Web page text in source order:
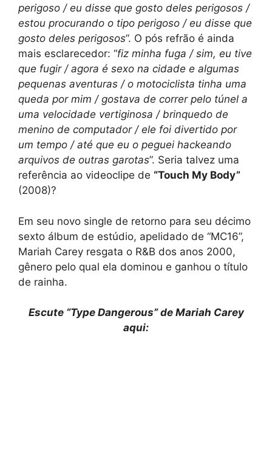
perigoso / eu disse que gosto deles perigosos /
estou procurando o tipo perigoso / eu disse que
gosto deles perigosos”. O pós refrão é ainda
mais esclarecedor: “fiz minha fuga / sim, eu tive
que fugir / agora é sexo na cidade e algumas
pequenas aventuras / o motociclista tinha uma
queda por mim / gostava de correr pelo túnel a
uma velocidade vertiginosa / brinquedo de
menino de computador / ele foi divertido por
um tempo / até que eu o peguei hackeando
arquivos de outras garotas”. Seria talvez uma
referência ao videoclipe de “Touch My Body”
(2008)?
Em seu novo single de retorno para seu décimo
sexto álbum de estúdio, apelidado de “MC16”,
Mariah Carey resgata o R&B dos anos 2000,
gênero pelo qual ela dominou e ganhou o título
de rainha.
Escute “Type Dangerous” de Mariah Carey
aqui: